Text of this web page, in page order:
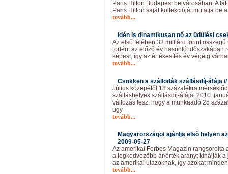
Paris Hilton Budapest belvárosában. A
Paris Hilton saját kollekcióját mutatja be
tovább...
Idén is dinamikusan nő az üdülési
Az első félében 33 milliárd forint
történt az előző év hasonló időszakában
képest, így az értékesítés év végéig
tovább...
Csökken a szállodák szállásdíj-áfája //
Július közepétől 18 százalékra
szálláshelyek szállásdíj-áfája. 2010.
változás lesz, hogy a munkaadó 25
ugy
tovább...
Magyarországot ajánlja első helyen
2009-05-27
Az amerikai Forbes Magazin rangsorolta
a legkedvezőbb ár/érték arányt kínálják
az amerikai utazóknak, így azokat
tovább...